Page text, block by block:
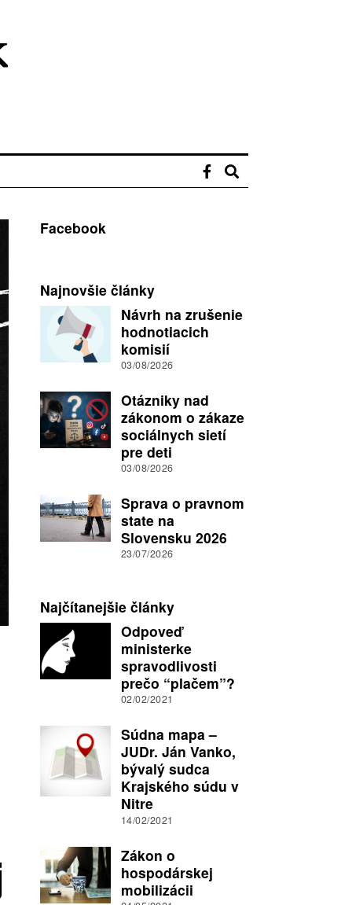
Facebook
Najnovšie články
Návrh na zrušenie
hodnotiacich
komisií
03/08/2026
Otázniky nad
zákonom o zákaze
sociálnych sietí
pre deti
03/08/2026
Sprava o pravnom
state na
Slovensku 2026
23/07/2026
Najčítanejšie články
Odpoveď
ministerke
spravodlivosti
prečo “plačem”?
02/02/2021
Súdna mapa –
JUDr. Ján Vanko,
bývalý sudca
Krajského súdu v
Nitre
14/02/2021
Zákon o
hospodárskej
mobilizácii